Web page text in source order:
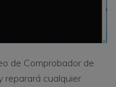
de Comprobador de
reparará cualquier